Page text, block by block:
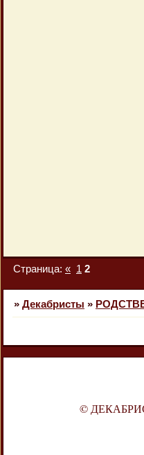
Страница: « 1 2
» Декабристы »
©